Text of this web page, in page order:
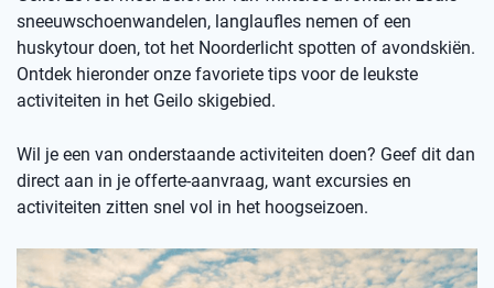
sneeuwschoenwandelen, langlaufles nemen of een
huskytour doen, tot het Noorderlicht spotten of avondskiën.
Ontdek hieronder onze favoriete tips voor de leukste
activiteiten in het Geilo skigebied.
Wil je een van onderstaande activiteiten doen? Geef dit dan
direct aan in je offerte-aanvraag, want excursies en
activiteiten zitten snel vol in het hoogseizoen.